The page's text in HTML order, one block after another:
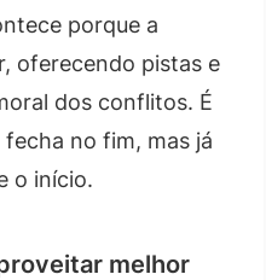
porque a
oferecendo pistas e
dos conflitos. É
no fim, mas já
o início.
melhor